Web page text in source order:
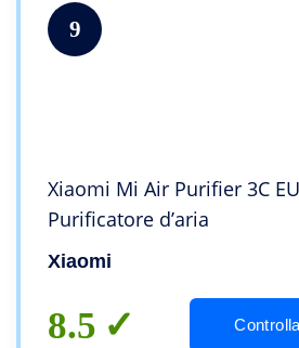
9
Xiaomi Mi Air Purifier 3C
Purificatore d’aria
Xiaomi
8.5